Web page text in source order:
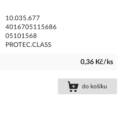
10.035.677
4016705115686
05101568
PROTEC.CLASS
0,36 Kč/ks
do košíku